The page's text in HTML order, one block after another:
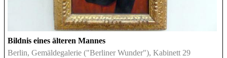
Bildnis eines älteren Mannes
Berlin, Gemäldegalerie ("Berliner Wunder"), Kabinett 29